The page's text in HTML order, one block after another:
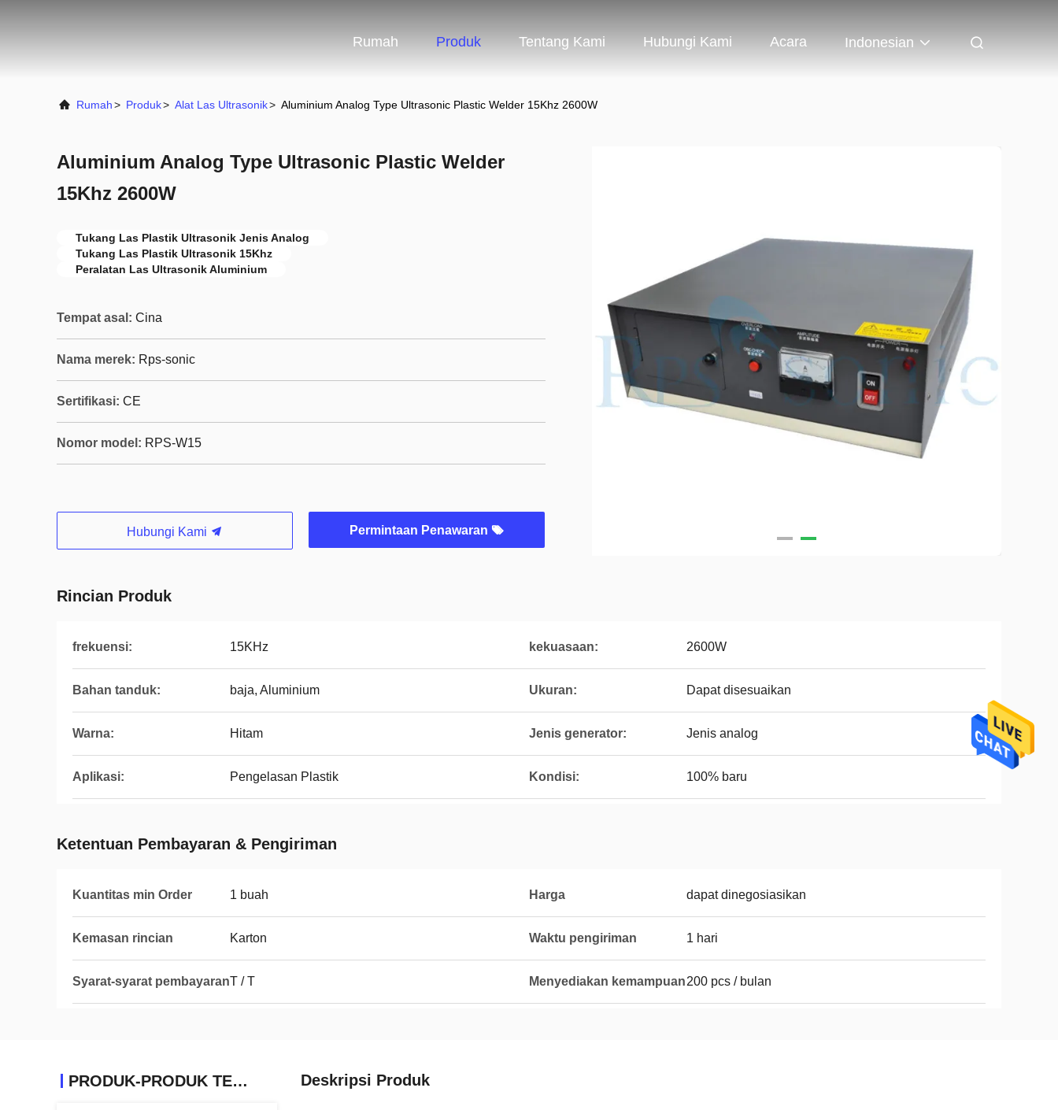
Rumah Produk Tentang Kami Hubungi Kami Acara Indonesian
Rumah> Produk> Alat Las Ultrasonik> Aluminium Analog Type Ultrasonic Plastic Welder 15Khz 2600W
Aluminium Analog Type Ultrasonic Plastic Welder
15Khz 2600W
Tukang Las Plastik Ultrasonik Jenis Analog
Tukang Las Plastik Ultrasonik 15Khz
Peralatan Las Ultrasonik Aluminium
Tempat asal: Cina
Nama merek: Rps-sonic
Sertifikasi: CE
Nomor model: RPS-W15
Hubungi Kami Permintaan Penawaran
Rincian Produk
frekuensi: 15KHz kekuasaan: 2600W
Bahan tanduk: baja, Aluminium Ukuran: Dapat disesuaikan
Warna: Hitam Jenis generator: Jenis analog
Aplikasi: Pengelasan Plastik Kondisi: 100% baru
Ketentuan Pembayaran & Pengiriman
Kuantitas min Order 1 buah Harga dapat dinegosiasikan
Kemasan rincian Karton Waktu pengiriman 1 hari
Syarat-syarat pembayaranT / T Menyediakan kemampuan200 pcs / bulan
PRODUK-PRODUK TERKAIT Deskripsi Produk